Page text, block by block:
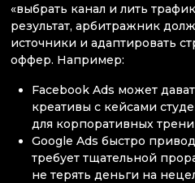
«выбрать канал и лить
результат, арбитражник
источники и адаптировать
оффер. Например:
Facebook Ads может
креативы с кейсами
для корпоративных
Google Ads быстро
требует тщательной
не терять деньги на